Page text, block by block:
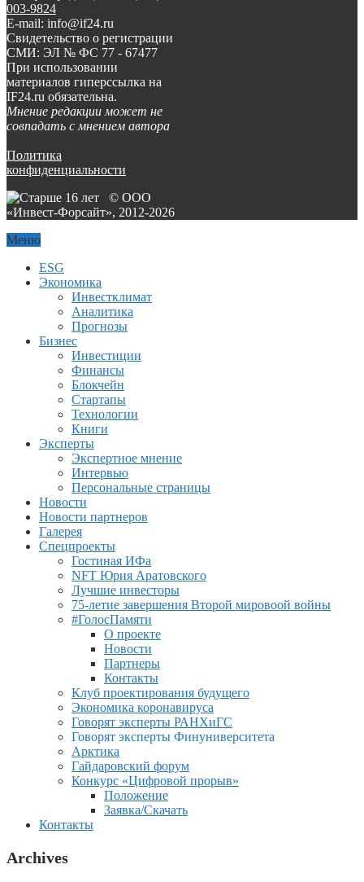
003-9824
E-mail: info@if24.ru
Свидетельство о регистрации
СМИ: ЭЛ № ФС 77 - 67477
При использовании
материалов гиперссылка на
IF24.ru обязательна.
Мнение редакции может не
совпадать с мнением автора
Политика
конфиденциальности
© ООО
«Инвест-Форсайт», 2012-2026
Меню
ESG
Экономика
Инвестклимат
Аналитика
Прогнозы
Бизнес
Инвестиции
Финансы
Блокчейн
Стартапы
Технологии
Книги
Эксперты
Экспертное мнение
Интервью
Персональные страницы
Новости
Новости партнеров
Галерея
Спецпроекты
Гостиная ИФа
NFT Юрия Аратовского
Лучшие инвесторы
75-летие завершения Второй мировоой войны
#ГолосПамяти
О проекте
Новости
Партнеры
Контакты
Клуб проектирования будущего
Экономика коронавируса
Говорят эксперты РАНХиГС
Говорят эксперты Финуниверситета
Арктика
Гайдаровский форум
Конкурс «Цифровой прорыв»
Положение
Заявка/Скачать
Контакты
Archives